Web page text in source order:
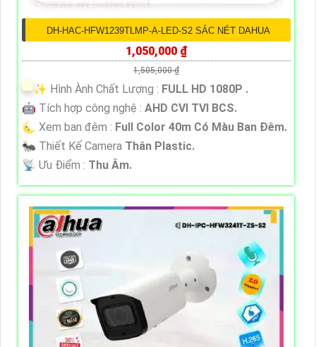
DH-HAC-HFW1239TLMP-A-LED-S2 SẮC NÉT DAHUA
1,050,000 ₫
1,505,000 ₫
✨ Hình Ành Chất Lượng : FULL HD 1080P .
🤖️ Tích hợp công nghệ : AHD CVI TVI BCS.
🌜 Xem ban đêm : Full Color 40m Có Màu Ban Đêm.
🐜 Thiết Kế Camera Thân Plastic.
️📡 Ưu Điểm : Thu Âm.